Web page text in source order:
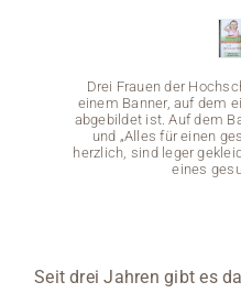
Stellenangebote
News
Drei Frauen der
einem Banner, auf dem
abgebildet ist. Auf dem
und „Alles für einen
herzlich, sind leger
eines
Seit drei Jahren gibt es